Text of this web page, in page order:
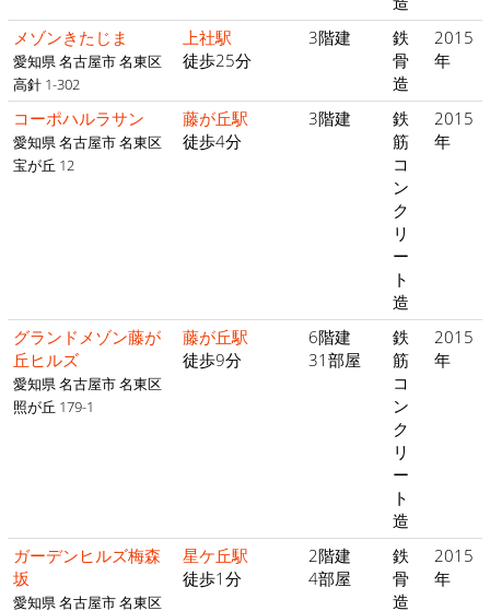
メゾンきたじま
愛知県 名古屋市 名東区
高針 1-302
上社駅
徒歩25分
3階建
鉄
骨
造
2015
年
コーポハルラサン
愛知県 名古屋市 名東区
宝が丘 12
藤が丘駅
徒歩4分
3階建
鉄
筋
コ
ン
ク
リ
ー
ト
造
2015
年
グランドメゾン藤が
丘ヒルズ
愛知県 名古屋市 名東区
照が丘 179-1
藤が丘駅
徒歩9分
6階建
31部屋
鉄
筋
コ
ン
ク
リ
ー
ト
造
2015
年
ガーデンヒルズ梅森
坂
愛知県 名古屋市 名東区
星ケ丘駅
徒歩1分
2階建
4部屋
鉄
骨
造
2015
年